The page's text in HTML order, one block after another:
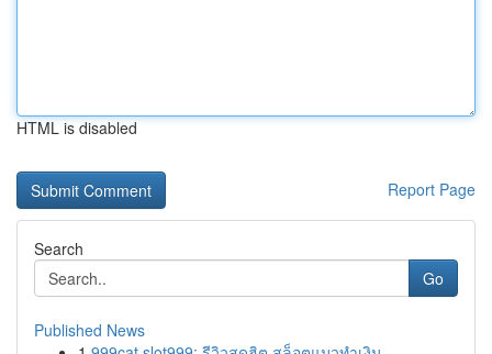
HTML is disabled
Report Page
Search
Go
Published News